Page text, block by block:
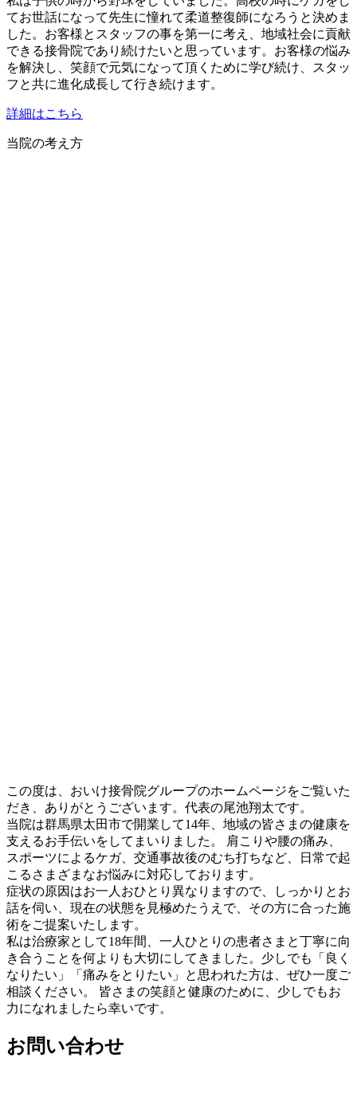
てお世話になって先生に憧れて柔道整復師になろうと決めま
した。お客様とスタッフの事を第一に考え、地域社会に貢献
できる接骨院であり続けたいと思っています。お客様の悩み
を解決し、笑顔で元気になって頂くために学び続け、スタッ
フと共に進化成長して行き続けます。
詳細はこちら
当院の考え方
この度は、おいけ接骨院グループのホームページをご覧いた
だき、ありがとうございます。代表の尾池翔太です。
当院は群馬県太田市で開業して14年、地域の皆さまの健康を
支えるお手伝いをしてまいりました。 肩こりや腰の痛み、
スポーツによるケガ、交通事故後のむち打ちなど、日常で起
こるさまざまなお悩みに対応しております。
症状の原因はお一人おひとり異なりますので、しっかりとお
話を伺い、現在の状態を見極めたうえで、その方に合った施
術をご提案いたします。
私は治療家として18年間、一人ひとりの患者さまと丁寧に向
き合うことを何よりも大切にしてきました。少しでも「良く
なりたい」「痛みをとりたい」と思われた方は、ぜひ一度ご
相談ください。 皆さまの笑顔と健康のために、少しでもお
力になれましたら幸いです。
お問い合わせ